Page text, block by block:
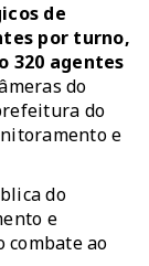
de
por turno,
320 agentes
do
do
e
do
e
combate ao